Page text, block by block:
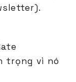
trọng vì nó